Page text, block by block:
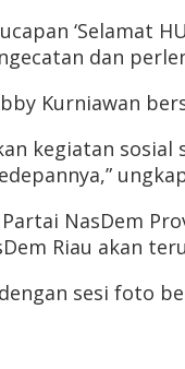
‘Selamat
dan
Kurniawan
kegiatan
NasDem
Riau akan
sesi foto